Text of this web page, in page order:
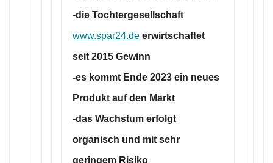
-die Tochtergesellschaft
www.spar24.de erwirtschaftet
seit 2015 Gewinn
-es kommt Ende 2023 ein neues
Produkt auf den Markt
-das Wachstum erfolgt
organisch und mit sehr
geringem Risiko